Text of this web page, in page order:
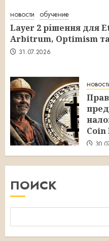
новости обучение
Layer 2 рішення для
Arbitrum, Optimism та
31.07.2026
Coin
ПОИСК